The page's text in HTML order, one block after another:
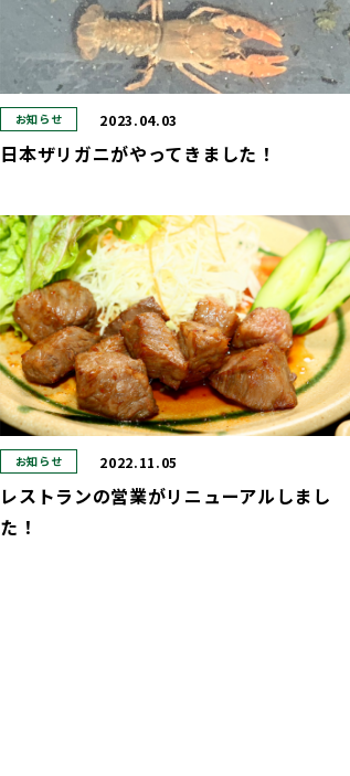
お知らせ 2023.04.03
日本ザリガニがやってきました！
お知らせ 2022.11.05
レストランの営業がリニューアルしまし
た！